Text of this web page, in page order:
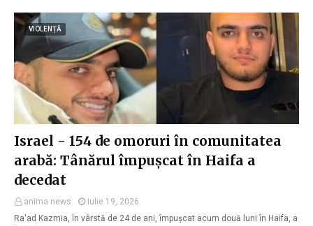
VIOLENȚĂ
Israel - 154 de omoruri în comunitatea
arabă: Tânărul împușcat în Haifa a
decedat
anima news
Iulie 19, 2026
Ra'ad Kazmia, în vârstă de 24 de ani, împușcat acum două luni în Haifa, a